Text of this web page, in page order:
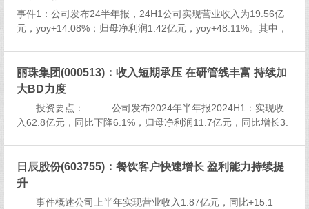
事件1：公司发布24半年报，24H1公司实现营业收入为19.56亿
元，yoy+14.08%；归母净利润1.42亿元，yoy+48.11%。其中，
丽珠集团(000513)：收入短期承压 在研管线丰富 持续加
大BD力度
投资要点： 公司发布2024年半年报2024H1：实现收
入62.8亿元，同比下降6.1%，归母净利润11.7亿元，同比增长3.
日辰股份(603755)：餐饮客户快速增长 盈利能力持续提
升
事件概述公司上半年实现营业收入1.87亿元，同比+15.1